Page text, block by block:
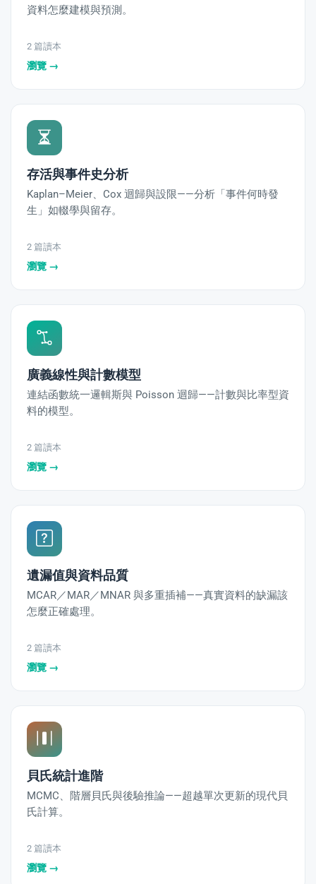
資料怎麼建模與預測。
2 篇讀本
瀏覽 →
存活與事件史分析
Kaplan–Meier、Cox 迴歸與設限——分析「事件何時發
生」如輟學與留存。
2 篇讀本
瀏覽 →
廣義線性與計數模型
連結函數統一邏輯斯與 Poisson 迴歸——計數與比率型資
料的模型。
2 篇讀本
瀏覽 →
遺漏值與資料品質
MCAR／MAR／MNAR 與多重插補——真實資料的缺漏該
怎麼正確處理。
2 篇讀本
瀏覽 →
貝氏統計進階
MCMC、階層貝氏與後驗推論——超越單次更新的現代貝
氏計算。
2 篇讀本
瀏覽 →